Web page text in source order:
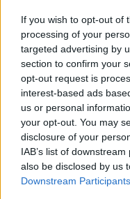
If you wish to opt-out of
processing of your
targeted advertising by
section to confirm your
opt-out request is
interest-based ads
us or personal
your opt-out. You may
disclosure of your
IAB’s list of
also be disclosed by us
Downstream Participants
κινημάτων της
και των
Η χώρα γνωρίζει
οι ειρηνευτικές
ένοπλες
προβλήματα,
συμφωνία του
αφοπλισμό και